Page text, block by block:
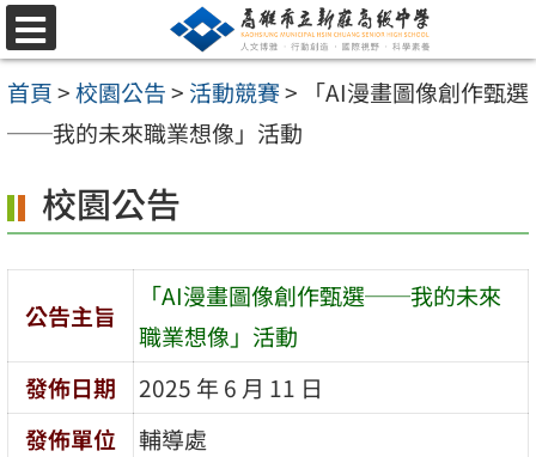
跳
至
主
要
容
區
選
單
首頁>校園公告> 活動競賽>
「AI漫畫圖像創作甄選
──我的未來職業想像」活動
校園公告
公告主旨
「AI漫畫圖像創作甄選──我的未來
職業想像」活動
發佈日期
2025 年 6 月 11 日
發佈單位
輔導處